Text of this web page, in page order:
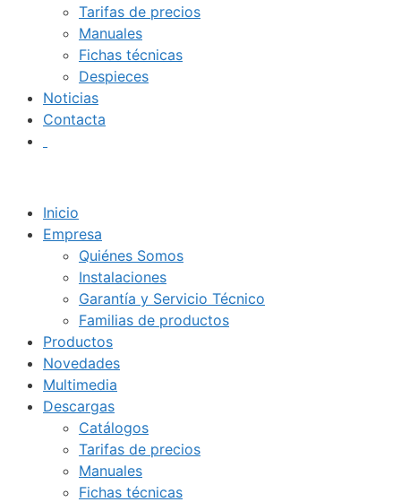
Tarifas de precios
Manuales
Fichas técnicas
Despieces
Noticias
Contacta
Inicio
Empresa
Quiénes Somos
Instalaciones
Garantía y Servicio Técnico
Familias de productos
Productos
Novedades
Multimedia
Descargas
Catálogos
Tarifas de precios
Manuales
Fichas técnicas